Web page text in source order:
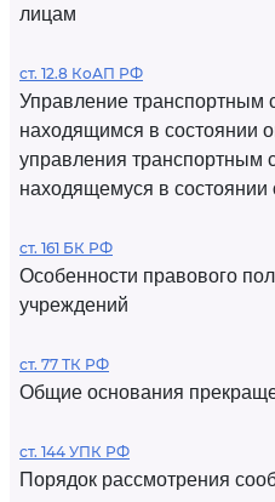
лицам
ст. 12.8 КоАП РФ
Управление транспортным
находящимся в состоянии
управления транспортным
находящемуся в состоянии
ст. 161 БК РФ
Особенности правового
учреждений
ст. 77 ТК РФ
Общие основания
ст. 144 УПК РФ
Порядок рассмотрения